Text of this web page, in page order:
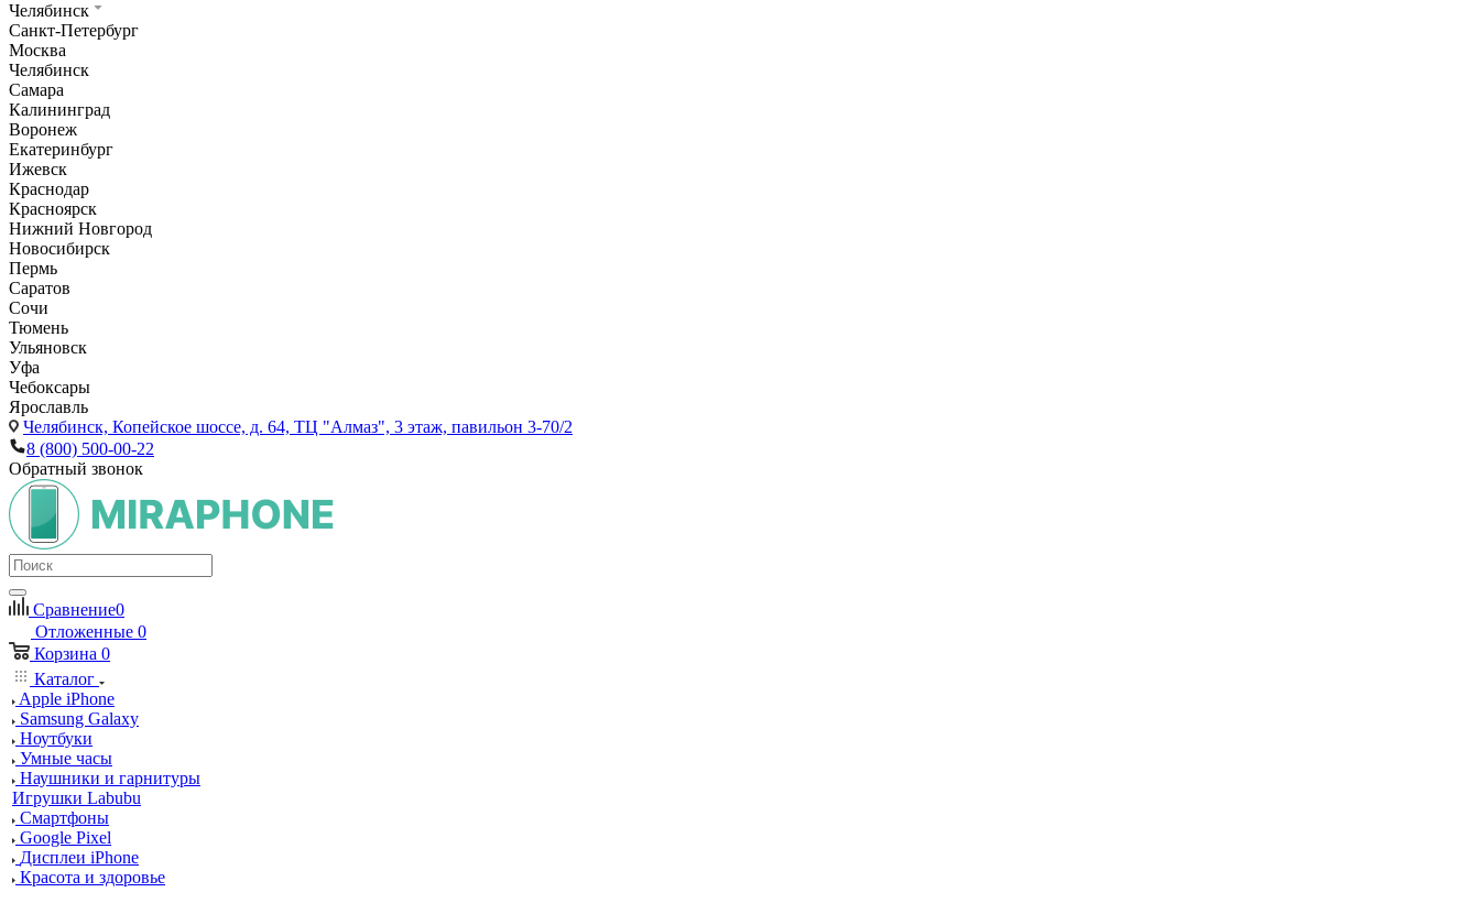
Челябинск
Санкт-Петербург
Москва
Челябинск
Самара
Калининград
Воронеж
Екатеринбург
Ижевск
Краснодар
Красноярск
Нижний Новгород
Новосибирск
Пермь
Саратов
Сочи
Тюмень
Ульяновск
Уфа
Чебоксары
Ярославль
Челябинск, Копейское шоссе, д. 64, ТЦ "Алмаз", 3 этаж, павильон 3-70/2
8 (800) 500-00-22
Обратный звонок
Сравнение0
Отложенные 0
Корзина 0
Каталог
Apple iPhone
Samsung Galaxy
Ноутбуки
Умные часы
Наушники и гарнитуры
Игрушки Labubu
Смартфоны
Google Pixel
Дисплеи iPhone
Красота и здоровье